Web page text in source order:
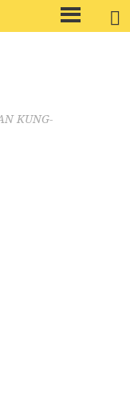
メ
イ
KUNG-